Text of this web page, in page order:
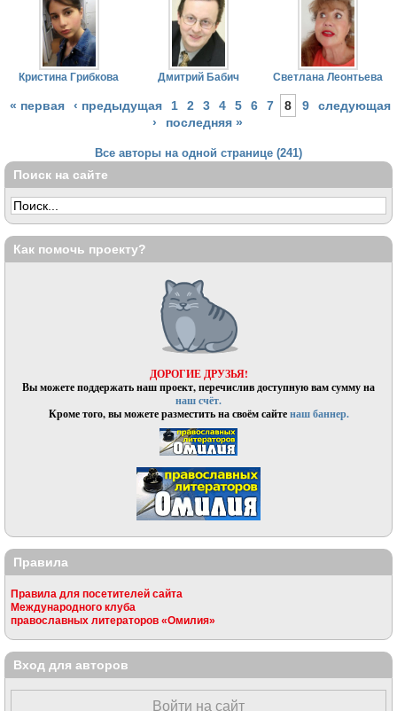
Кристина Грибкова Дмитрий Бабич Светлана Леонтьева
« первая ‹ предыдущая 1 2 3 4 5 6 7 8 9
следующая
›
последняя »
Все авторы на одной странице (241)
Поиск на сайте
Как помочь проекту?
ДОРОГИЕ ДРУЗЬЯ!
Вы можете поддержать наш проект, перечислив доступную вам сумму на
наш счёт.
Кроме того, вы можете разместить на своём сайтенаш баннер.
Правила
Правила для посетителей сайта
Международного клуба
православных литераторов «Омилия»
Вход для авторов
Войти на сайт